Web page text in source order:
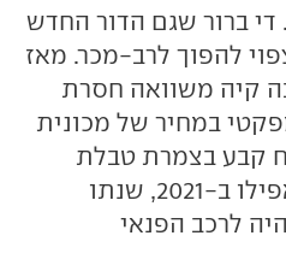
די ברור שגם הדור החדש
להפוך לרב-מכר. מאז
קיה משוואה חסרת
במחיר של מכונית
קבע בצמרת טבלת
המכירות של שוק הרכב הישראלי. אפילו ב-2021, שנתו
לרכב הפנאי